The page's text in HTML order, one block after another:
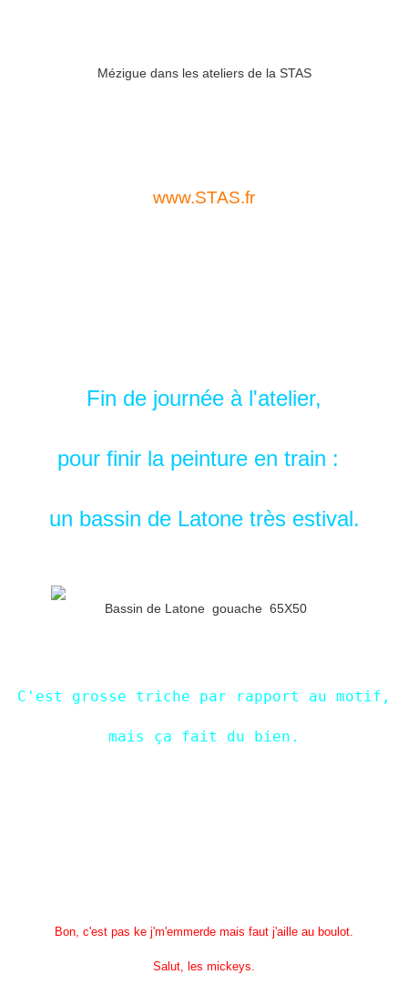
Mézigue dans les ateliers de la STAS
www.STAS.fr
Fin de journée à l'atelier,
pour finir la peinture en train :
un bassin de Latone très estival.
Bassin de Latone gouache 65X50
C'est grosse triche par rapport au motif,
mais ça fait du bien.
Bon, c'est pas ke j'm'emmerde mais faut j'aille au boulot.
Salut, les mickeys.